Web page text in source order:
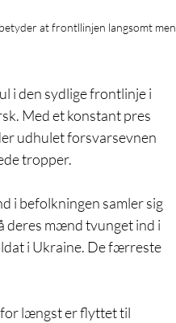
at frontllinjen langsomt men
i den sydlige frontlinje i
Med et konstant pres
udhulet forsvarsevnen
tropper.
i befolkningen samler sig
deres mænd tvunget ind i
i Ukraine. De færreste
længst er flyttet til